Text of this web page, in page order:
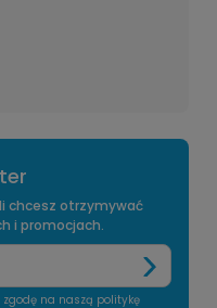
chcesz otrzymywać
i promocjach.
na naszą politykę